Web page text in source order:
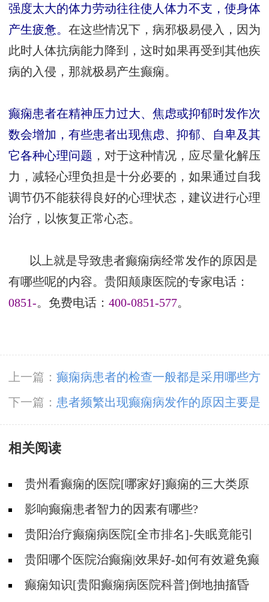
强度太大的体力劳动往往使人体力不支，使身体
产生疲惫。 在这些情况下，病邪极易侵入，因为
此时人体抗病能力降到，这时如果再受到其他疾
病的入侵，那就极易产生癫痫。
癫痫患者在精神压力过大、焦虑或抑郁时发作次
数会增加，有些患者出现焦虑、抑郁、自卑及其
它各种心理问题 ，对于这种情况，应尽量化解压
力，减轻心理负担是十分必要的，如果通过自我
调节仍不能获得良好的心理状态，建议进行心理
治疗，以恢复正常心态。
以上就是导致患者癫痫病经常发作的原因是
有哪些呢的内容。贵阳颠康医院的专家电话：
0851-。免费电话： 400-0851-577。
上一篇： 癫痫病患者的检查一般都是采用哪些方
法呢
下一篇： 患者频繁出现癫痫病发作的原因主要是
什么呢
相关阅读
贵州看癫痫的医院[哪家好]癫痫的三大类原
因?影响癫痫患者智力的因素有哪些?
贵阳治疗癫痫病医院[全市排名]-失眠竟能引
起癫痫吗？
贵阳哪个医院治癫痫|效果好-如何有效避免癫
痫诱因？
癫痫知识[贵阳癫痫病医院科普]倒地抽搐昏